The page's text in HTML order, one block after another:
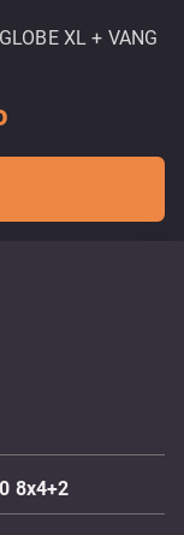
XL + VANG
8x4+2